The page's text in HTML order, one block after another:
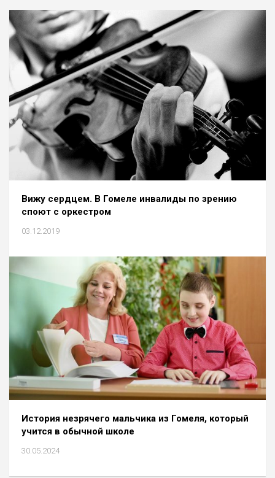
Вижу сердцем. В Гомеле инвалиды по зрению
споют с оркестром
03.12.2019
История незрячего мальчика из Гомеля, который
учится в обычной школе
30.05.2024